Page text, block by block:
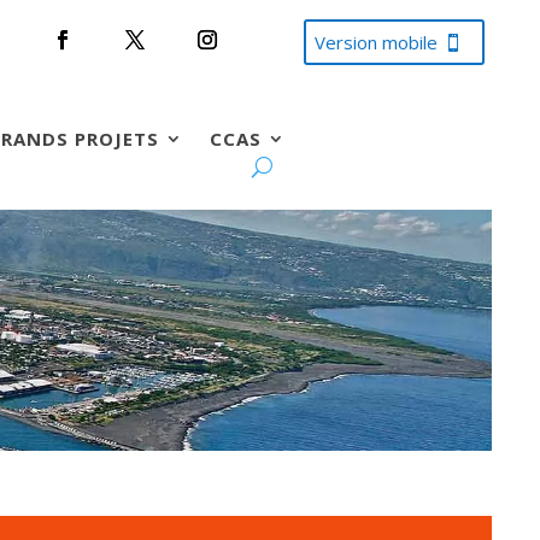
Version mobile
PROJETS CCAS